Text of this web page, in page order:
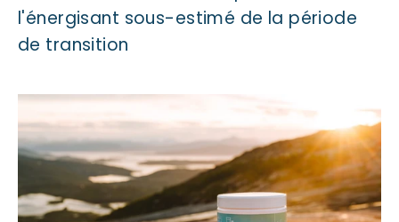
l'énergisant sous-estimé de la période
de transition